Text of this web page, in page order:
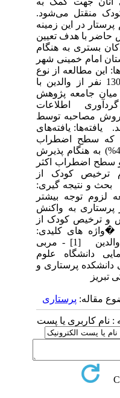
منقتل می‌شود.
در این زمینه
با هدف تعیین
بستری به هنگام
امام خمینی شهر
مطالعه از نوع
توصیفی است که در آن 130 نفر از والدین با
جامعه پژوهش
اطلاعات
مصاحبه توسط
یافته‌های
که سطح اضطراب
درصد والدین (4/45%) به هنگام پذیرش
سطح اضطراب اکثر
ترخیص کودک از
و نتیجه گیری:
لزوم توجه بیشتر
به واکنش
و ترخیص کودک از
های کلیدی:
اضطراب، کودک بستری، والدین [1] - مربی
دانشگاه علوم
- مربی دانشکده پرستاری و
مقاله:پرستاری
نام کاربری یا پست